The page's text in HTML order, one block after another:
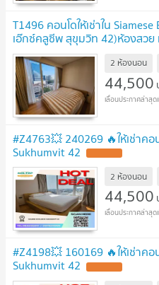
T1496 คอนโดให้เช่าใน
เอ๊กซ์คลูซีพ สุขุมวิท 42)ห้องสวย
2 ห้องนอน
44,500
#Z4763💥 240269 🔥ให้เช่าคอ
Sukhumvit 42
2 ห้องนอน
44,500
#Z4198💥 160169 🔥ให้เช่าคอ
Sukhumvit 42